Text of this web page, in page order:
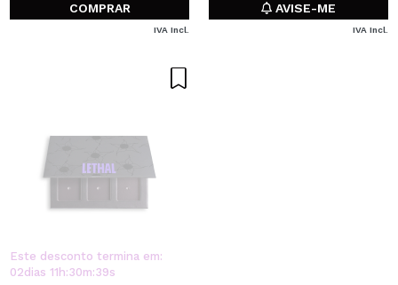
COMPRAR
IVA Incl.
AVISE-ME
IVA Incl.
Este desconto termina em:
02dias 11 h:30m:38s